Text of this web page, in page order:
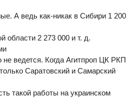
А ведь как-никак в Сибири 1 200
области 2 273 000 и т. д.
ведется. Когда Агитпроп ЦК РКП
Саратовский и Самарский
такой работы на украинском